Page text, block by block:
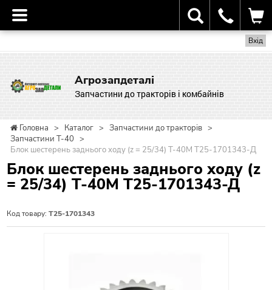
Вхід
Агрозапдеталі
Запчастини до тракторів і комбайнів
Головна > Каталог > Запчастини до тракторів >
Запчастини Т-40 >
Блок шестерень заднього ходу (z = 25/34) Т-40М Т25-1701343-Д
Блок шестерень заднього ходу (z
= 25/34) Т-40М Т25-1701343-Д
Код товару: Т25-1701343